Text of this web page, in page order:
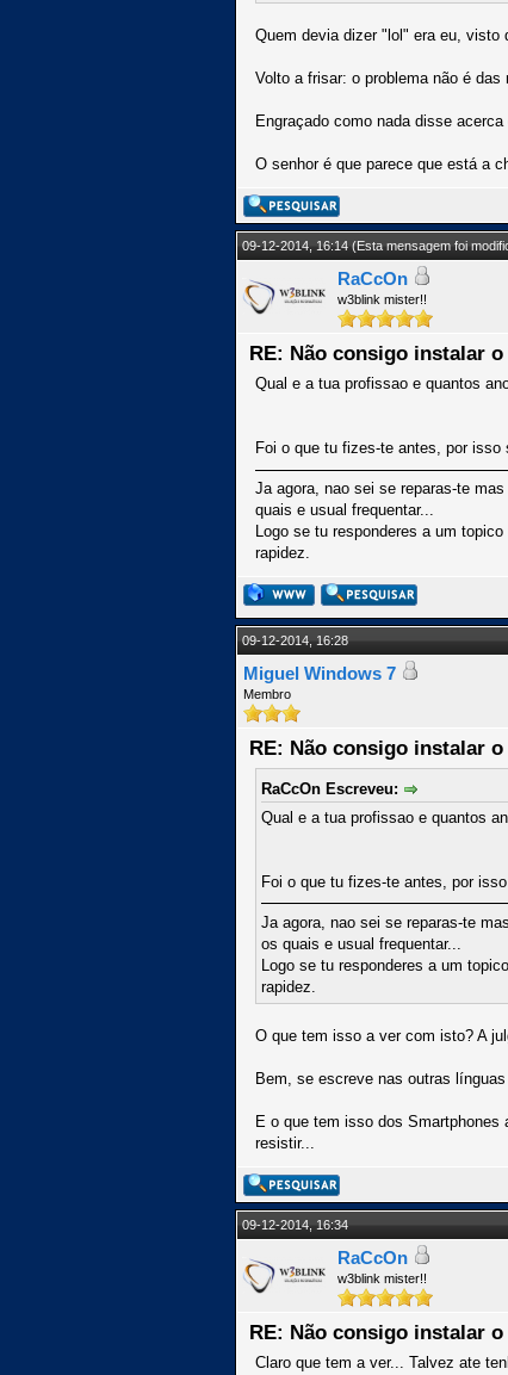
Quem devia dizer "lol" era eu, visto
Volto a frisar: o problema não é
Engraçado como nada disse
O senhor é que parece que está a
09-12-2014, 16:14(Esta mensagem foi
RaCcOn
w3blink mister!!
RE: Não consigo instalar
Qual e a tua profissao e quantos
Foi o que tu fizes-te antes, por
Ja agora, nao sei se reparas-te
quais e usual frequentar...
Logo se tu responderes a um
rapidez.
09-12-2014, 16:28
Miguel Windows 7
Membro
RE: Não consigo instalar
RaCcOn Escreveu:
Qual e a tua profissao e quantos
Foi o que tu fizes-te antes, por
Ja agora, nao sei se reparas-te
os quais e usual frequentar...
Logo se tu responderes a um
rapidez.
O que tem isso a ver com isto? A
Bem, se escreve nas outras
E o que tem isso dos Smartphones
resistir...
09-12-2014, 16:34
RaCcOn
w3blink mister!!
RE: Não consigo instalar
Claro que tem a ver... Talvez ate